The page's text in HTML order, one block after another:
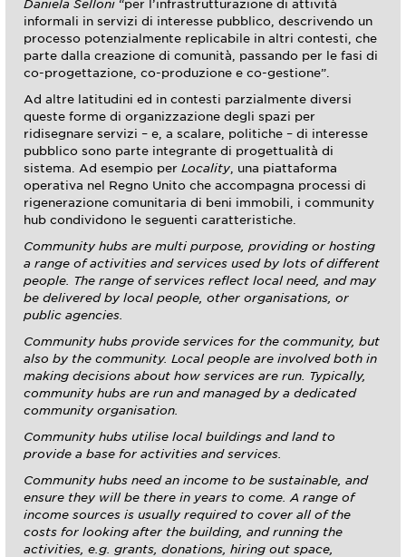
Daniela Selloni “per l’infrastrutturazione di attività
informali in servizi di interesse pubblico, descrivendo un
processo potenzialmente replicabile in altri contesti, che
parte dalla creazione di comunità, passando per le fasi di
co-progettazione, co-produzione e co-gestione”.
Ad altre latitudini ed in contesti parzialmente diversi
queste forme di organizzazione degli spazi per
ridisegnare servizi – e, a scalare, politiche – di interesse
pubblico sono parte integrante di progettualità di
sistema. Ad esempio per Locality , una piattaforma
operativa nel Regno Unito che accompagna processi di
rigenerazione comunitaria di beni immobili, i community
hub condividono le seguenti caratteristiche.
Community hubs are multi purpose, providing or hosting
a range of activities and services used by lots of different
people. The range of services reflect local need, and may
be delivered by local people, other organisations, or
public agencies.
Community hubs provide services for the community, but
also by the community. Local people are involved both in
making decisions about how services are run. Typically,
community hubs are run and managed by a dedicated
community organisation.
Community hubs utilise local buildings and land to
provide a base for activities and services.
Community hubs need an income to be sustainable, and
ensure they will be there in years to come. A range of
income sources is usually required to cover all of the
costs for looking after the building, and running the
activities, e.g. grants, donations, hiring out space,